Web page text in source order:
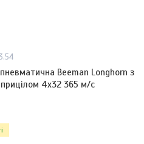
пневматична Beeman Longhorn з
4х32 365 м/с